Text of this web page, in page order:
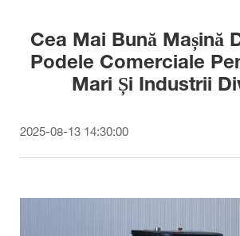
Cea Mai Bună Mașină
Podele Comerciale
Mari Și Industrii
2025-08-13 14:30:00